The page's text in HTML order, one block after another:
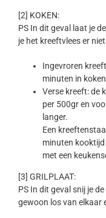
[2] KOKEN:
PS In dit geval laat je
je het kreeftvlees er
Ingevroren
minuten in
Verse kreeft: de
per 500gr en
langer.
Een
minuten kooktijd
met een
[3] GRILPLAAT:
PS In dit geval snij je
gewoon los van elkaar